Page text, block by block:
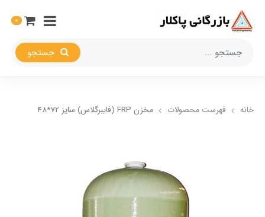
0
خانه فهرست محصولات مخزن FRP (فایبرگلاس) سایز 72*48